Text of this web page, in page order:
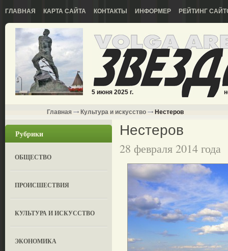
ГЛАВНАЯ КАРТА САЙТА КОНТАКТЫ ИНФОРМЕР РЕЙТИНГ
5 июня 2025 г.
Главная Культура и искусство Нестеров
Рубрики
ОБЩЕСТВО
ПРОИСШЕСТВИЯ
КУЛЬТУРА И ИСКУССТВО
ЭКОНОМИКА
Нестеров
28 февраля 2014 года